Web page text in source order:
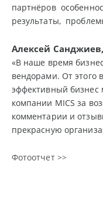
партнёров
результаты,
Алексей
«В наше время
вендорами. От этого
эффективный
компании MICS за
комментарии и
прекрасную
Фотоотчет >>